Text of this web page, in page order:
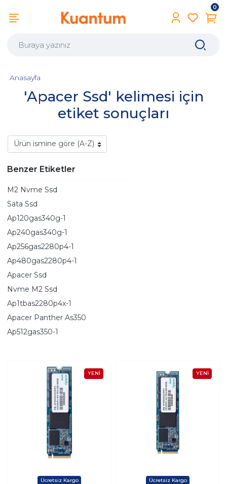
0
'Apacer Ssd' kelimesi için
etiket sonuçları
Anasayfa
Benzer Etiketler
M2 Nvme Ssd
Sata Ssd
Ap120gas340g-1
Ap240gas340g-1
Ap256gas2280p4-1
Ap480gas2280p4-1
Apacer Ssd
Nvme M2 Ssd
Ap1tbas2280p4x-1
Apacer Panther As350
Ap512gas350-1